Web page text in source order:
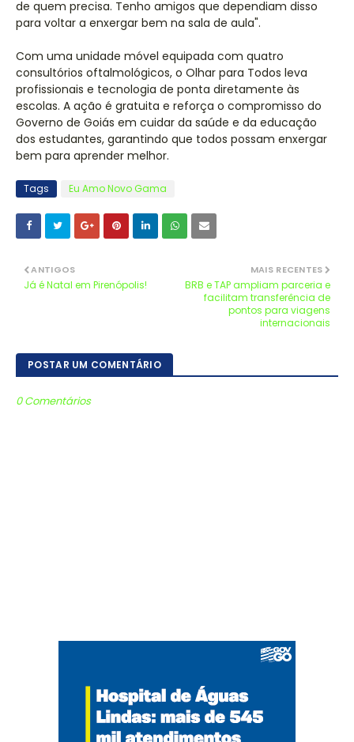
de quem precisa. Tenho amigos que dependiam disso
para voltar a enxergar bem na sala de aula".
Com uma unidade móvel equipada com quatro
consultórios oftalmológicos, o Olhar para Todos leva
profissionais e tecnologia de ponta diretamente às
escolas. A ação é gratuita e reforça o compromisso do
Governo de Goiás em cuidar da saúde e da educação
dos estudantes, garantindo que todos possam enxergar
bem para aprender melhor.
Tags Eu Amo Novo Gama
MAIS RECENTES
BRB e TAP ampliam parceria e
facilitam transferência de
pontos para viagens
internacionais
ANTIGOS
Já é Natal em Pirenópolis!
POSTAR UM COMENTÁRIO
0 Comentários